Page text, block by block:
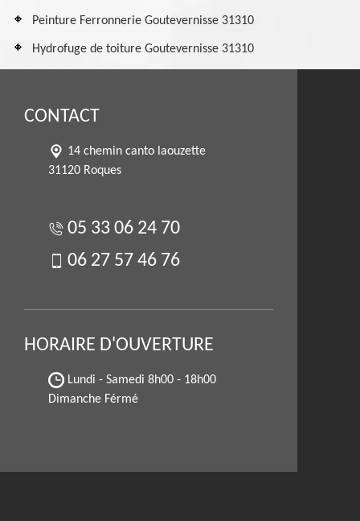
Peinture Ferronnerie Goutevernisse 31310
Hydrofuge de toiture Goutevernisse 31310
CONTACT
14 chemin canto laouzette
31120 Roques
05 33 06 24 70
06 27 57 46 76
HORAIRE D'OUVERTURE
Lundi - Samedi 8h00 - 18h00
Dimanche Férmé